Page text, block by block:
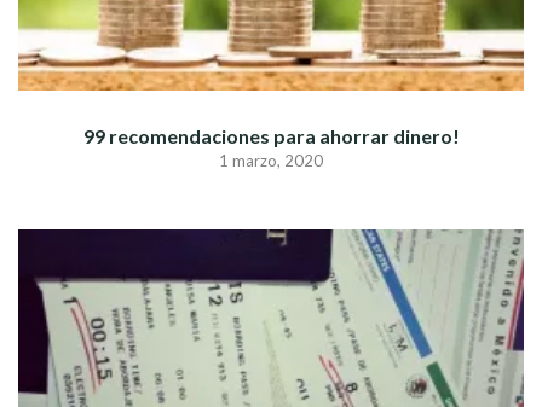
99 recomendaciones para ahorrar dinero!
1 marzo, 2020